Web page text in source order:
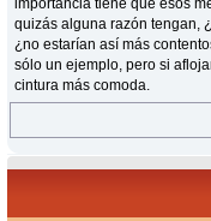
quizás alguna razón tengan,
¿no estarían así más
sólo un ejemplo, pero si
cintura más comoda.